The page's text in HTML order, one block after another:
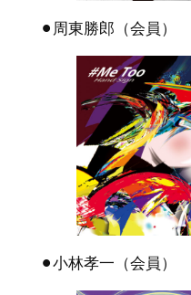
⚫︎周東勝郎（会員）
⚫︎小林孝一（会員）